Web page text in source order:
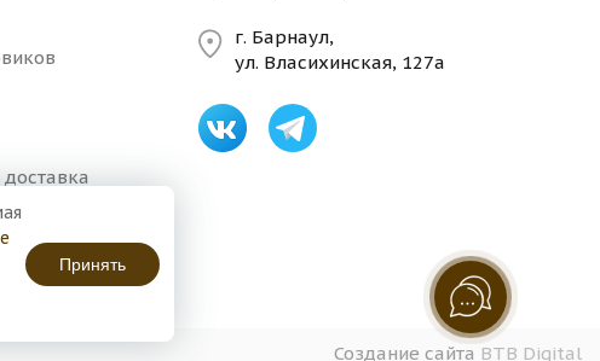
г. Барнаул,
ул. Власихинская, 127а
Создание сайта BTB Digital
Принять